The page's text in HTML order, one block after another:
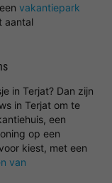
vakantiepark
aantal
in Terjat? Dan zijn
in Terjat om te
een
op een
kiest, met een
van